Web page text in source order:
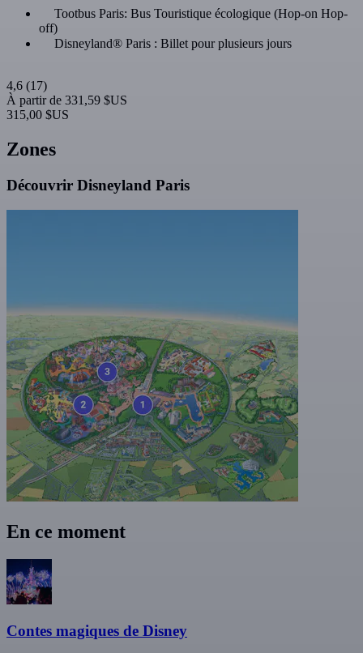
Tootbus Paris: Bus Touristique écologique (Hop-on Hop-
off)
Disneyland® Paris : Billet pour plusieurs jours
4,6 (17)
À partir de 331,59 $US
315,00 $US
Zones
Découvrir Disneyland Paris
En ce moment
Contes magiques de Disney